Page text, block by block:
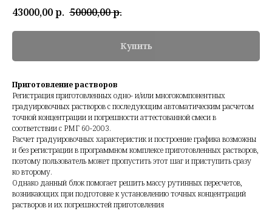
43000,00р. 50000,00р.
Купить
Приготовление растворов
Регистрация приготовленных одно- и/или многокомпонентных
градуировочных растворов с последующим автоматическим расчетом
точной концентрации и погрешности аттестованной смеси в
соответствии с РМГ 60-2003.
Расчет градуировочных характеристик и построение графика возможны
и без регистрации в программном комплексе приготовленных растворов,
поэтому пользователь может пропустить этот шаг и приступить сразу
ко второму.
Однако данный блок помогает решить массу рутинных пересчетов,
возникающих при подготовке к установлению точных концентраций
растворов и их погрешностей приготовления